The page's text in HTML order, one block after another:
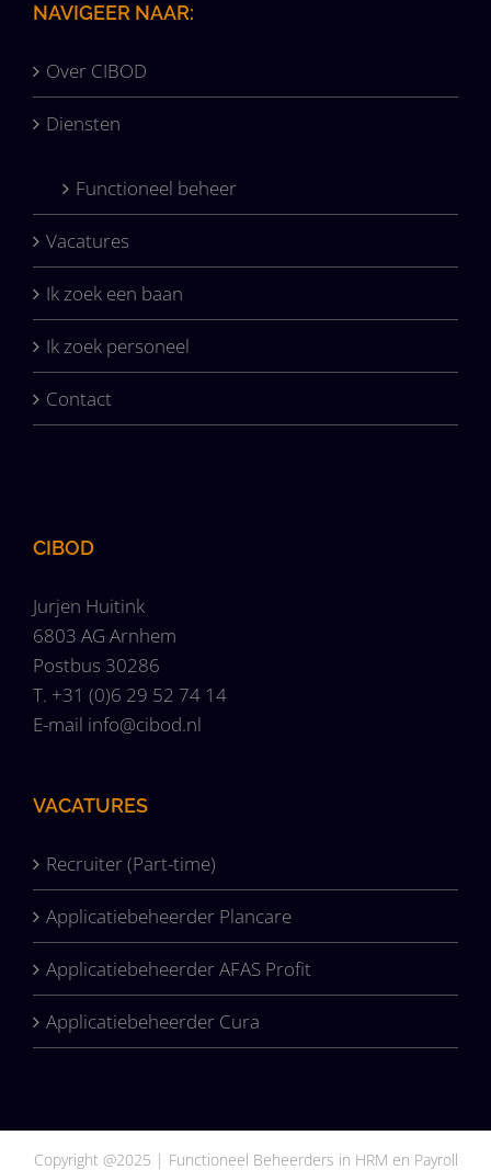
NAVIGEER NAAR:
Over CIBOD
Diensten
Functioneel beheer
Vacatures
Ik zoek een baan
Ik zoek personeel
Contact
CIBOD
Jurjen Huitink
6803 AG Arnhem
Postbus 30286
T. +31 (0)6 29 52 74 14
E-mail info@cibod.nl
VACATURES
Recruiter (Part-time)
Applicatiebeheerder Plancare
Applicatiebeheerder AFAS Profit
Applicatiebeheerder Cura
Copyright @2025 | Functioneel Beheerders in HRM en Payroll